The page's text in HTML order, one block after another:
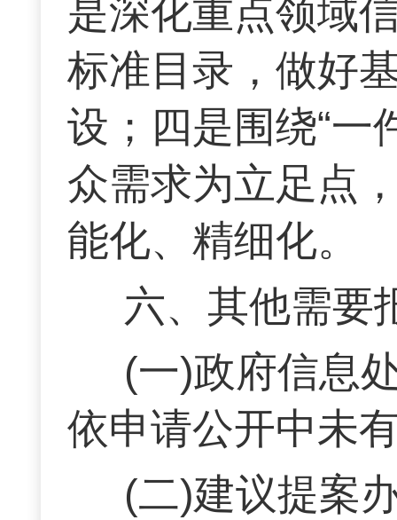
是深化重点领域
标准目录，做好
设；四是围绕“一
众需求为立足点
能化、精细化。
六、其他需要
(一)政府信息
依申请公开中未
(二)建议提案